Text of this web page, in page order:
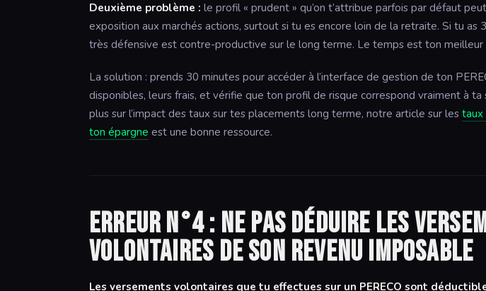
Deuxième problème : le profil « prudent » qu’on t’attribue parfois par défaut
exposition aux marchés actions, surtout si tu es encore loin de la retraite. Si tu as
très défensive est contre-productive sur le long terme. Le temps est ton meilleur
La solution : prends 30 minutes pour accéder à l’interface de gestion de ton
disponibles, leurs frais, et vérifie que ton profil de risque correspond vraiment à
plus sur l’impact des taux sur tes placements long terme, notre article sur les taux
ton épargne est une bonne ressource.
Erreur n°4 : ne pas déduire les
volontaires de son revenu imposable
Les versements volontaires que tu effectues sur un PERECO sont